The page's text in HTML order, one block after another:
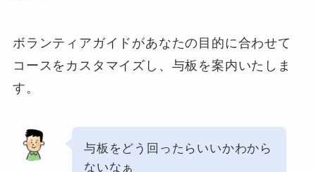
ボランティアガイドがあなたの目的に合わせて
コースをカスタマイズし、与板を案内いたしま
す。
与板をどう回ったらいいかわから
ないなぁ